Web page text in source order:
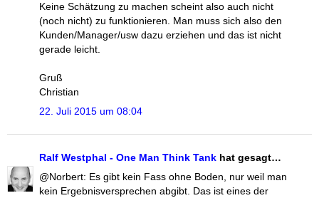
Keine Schätzung zu machen scheint also auch nicht
(noch nicht) zu funktionieren. Man muss sich also den
Kunden/Manager/usw dazu erziehen und das ist nicht
gerade leicht.
Gruß
Christian
22. Juli 2015 um 08:04
Ralf Westphal - One Man Think Tank hat gesagt…
@Norbert: Es gibt kein Fass ohne Boden, nur weil man
kein Ergebnisversprechen abgibt. Das ist eines der